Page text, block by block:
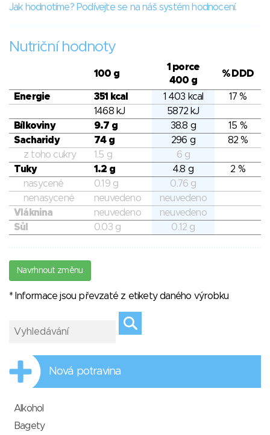
Jak hodnotíme? Podívejte se na náš systém hodnocení.
Nutriční hodnoty
100 g
1 porce
400 g
% DDD
Energie 351 kcal 1 403 kcal
17 %
1468 kJ
5872 kJ
Bílkoviny
9.7 g 38.8 g
15 %
Sacharidy
74 g 296 g
82 %
z toho cukry
1.5 g
6 g
Tuky
1.2 g 4.8 g
2 %
nasycené
0.19 g
0.76 g
nenasycené
neuvedeno
neuvedeno
Vláknina
neuvedeno
neuvedeno
Sůl
0.03 g 0.12 g
Navrhnout změnu
* Informace jsou převzaté z etikety daného výrobku
Nová potravina
Alkohol
Bagety